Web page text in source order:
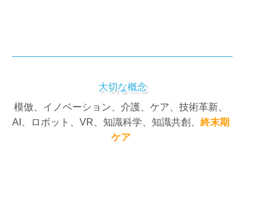
大切な概念
模倣、イノベーション、介護、ケア、技術革新、
AI、ロボット、VR、知識科学、知識共創、終末期
ケア